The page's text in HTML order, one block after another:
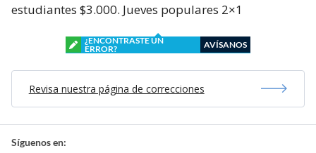
estudiantes $3.000. Jueves populares 2×1
¿ENCONTRASTE UN
ERROR?
AVÍSANOS
Revisa nuestra página de correcciones
Síguenos en: